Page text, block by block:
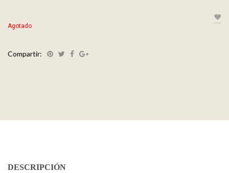
Agotado
Compartir:
DESCRIPCIÓN